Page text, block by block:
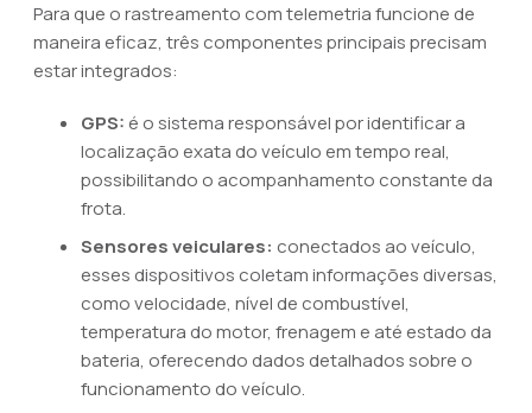
Para que o rastreamento com telemetria funcione de
maneira eficaz, três componentes principais precisam
estar integrados:
GPS: é o sistema responsável por identificar a
localização exata do veículo em tempo real,
possibilitando o acompanhamento constante da
frota.
Sensores veiculares: conectados ao veículo,
esses dispositivos coletam informações diversas,
como velocidade, nível de combustível,
temperatura do motor, frenagem e até estado da
bateria, oferecendo dados detalhados sobre o
funcionamento do veículo.